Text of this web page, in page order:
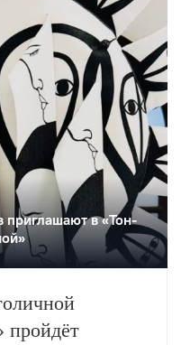
приглашают в «Тон-
пройдёт